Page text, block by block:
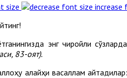
size increase
энг чиройли
83-оят).
алайҳи васаллам